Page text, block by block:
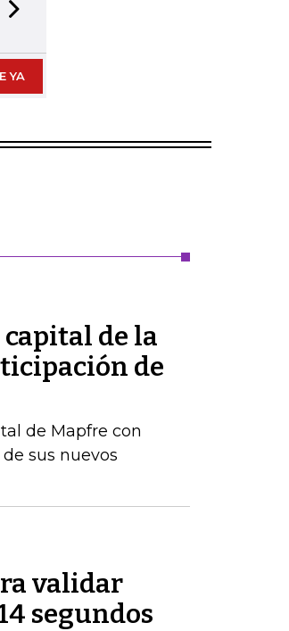
YA
de la
de
de Mapfre con
sus nuevos
validar
segundos